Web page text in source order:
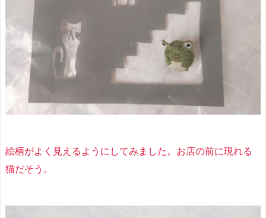
絵柄がよく見えるようにしてみました。お店の前に現れる
猫だそう。